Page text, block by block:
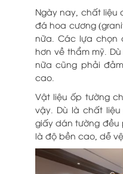
Ngày nay, chất liệu
đá hoa cương
nữa. Các lựa chọn
hơn về thẩm mỹ.
nữa cũng phải
cao.
Vật liệu ốp tường
vậy. Dù là chất
giấy dán tường đều
là độ bền cao, dễ